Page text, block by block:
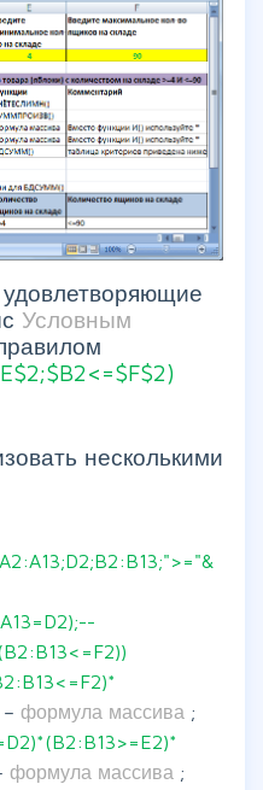
Условным
несколькими
– формула массива ;
формула массива ;